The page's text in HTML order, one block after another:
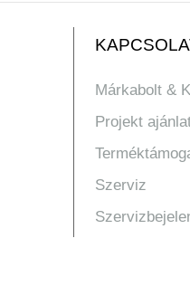
Márkabolt &
Projekt
Szerviz